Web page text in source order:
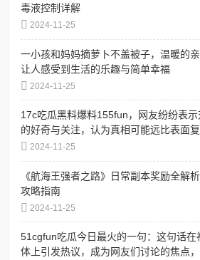
毒液控制详解
2024-11-25
一小孩和妈妈摘萝卜不盖被子，温暖的
让人感受到生活的乐趣与简单幸福
2024-11-25
17c吃瓜黑料爆料155fun，网友纷纷表
的好奇与关注，认为真相可能远比表面
发热议
2024-11-25
《航海王强者之路》日常副本奖励全解
攻略指南
2024-11-25
51cgfun吃瓜今日最火的一句：这句话在
体上引发热议，成为网友们讨论的焦点